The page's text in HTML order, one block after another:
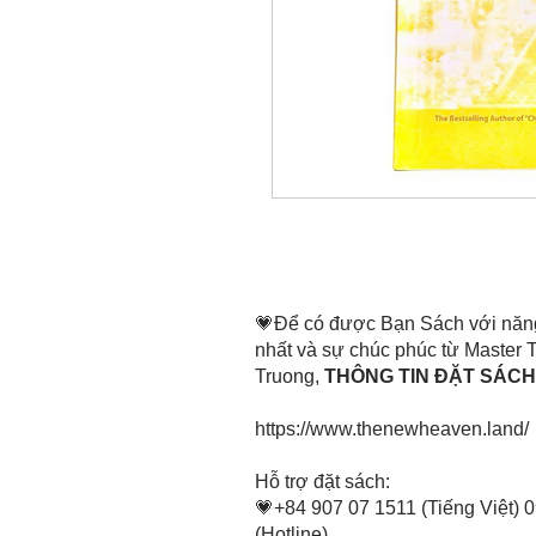
💗Để có được Bạn Sách với
nhất và sự chúc phúc từ Master
Truong, THÔNG TIN ĐẶT
https://www.thenewheaven.land/
​Hỗ trợ đặt sách:
💗+84 907 07 1511 (Tiếng Việt)